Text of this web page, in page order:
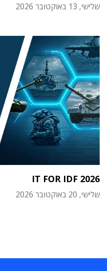
שלישי, 13 באוקטובר 2026
IT FOR IDF 2026
שלישי, 20 באוקטובר 2026